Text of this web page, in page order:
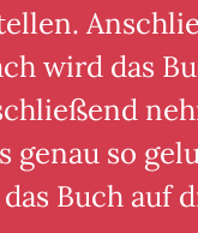
wird das
genau so
Buch auf